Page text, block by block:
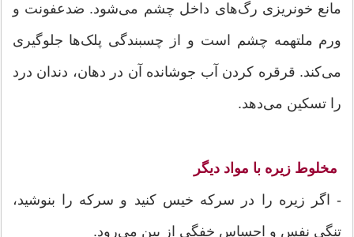
مانع خونریزی رگ‌های داخل چشم می‌شود. ضدعفونت و
ورم ملتهمه چشم است و از چسبندگی پلک‌ها جلوگیری
می‌کند. قرقره کردن آب جوشانده آن در دهان، دندان درد
را تسکین می‌دهد.
مخلوط زیره با مواد دیگر
- اگر زیره را در سرکه خیس کنید و سرکه را بنوشید،
تنگی نفس و احساس خفگی از بین می‌رود.